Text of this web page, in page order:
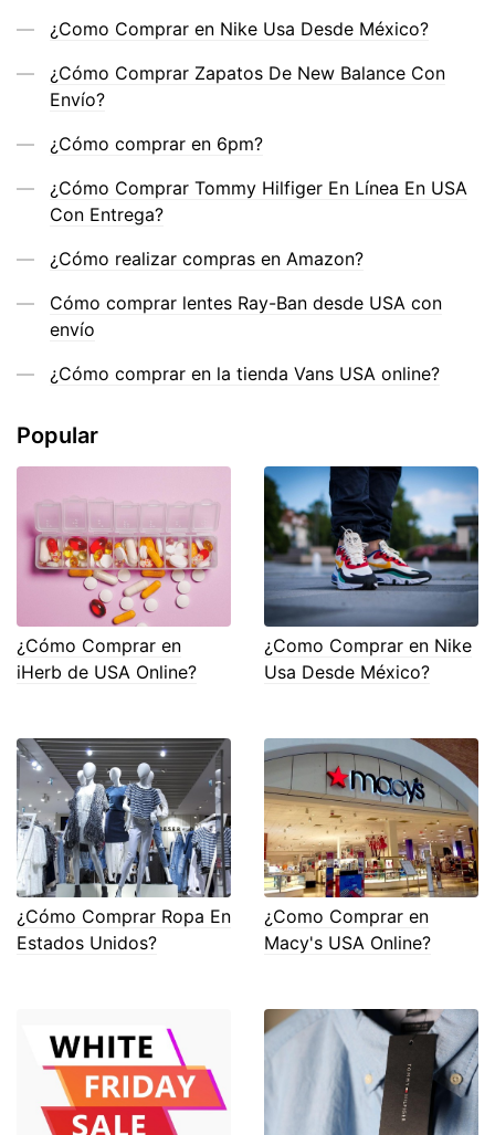
¿Como Comprar en Nike Usa Desde México?
¿Cómo Comprar Zapatos De New Balance Con
Envío?
¿Cómo comprar en 6pm?
¿Cómo Comprar Tommy Hilfiger En Línea En USA
Con Entrega?
¿Cómo realizar compras en Amazon?
Cómo comprar lentes Ray-Ban desde USA con
envío
¿Cómo comprar en la tienda Vans USA online?
Popular
¿Cómo Comprar en
iHerb de USA Online?
¿Como Comprar en Nike
Usa Desde México?
¿Cómo Comprar Ropa En
Estados Unidos?
¿Como Comprar en
Macy's USA Online?